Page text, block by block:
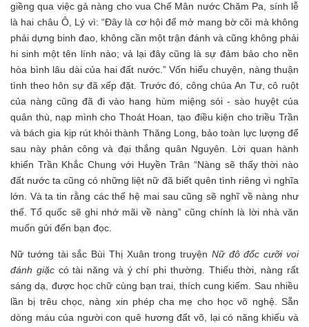
giềng qua việc gả nàng cho vua Chế Mân nước Chăm Pa, sính lễ
là hai châu Ô, Lý vì: “Đây là cơ hội để mở mang bờ cõi mà không
phải dựng binh đao, không cần một trận đánh và cũng không phải
hi sinh một tên lính nào; vả lại đây cũng là sự đảm bảo cho nền
hòa bình lâu dài của hai đất nước.” Vốn hiểu chuyện, nàng thuận
tình theo hôn sự đã xếp đặt. Trước đó, công chúa An Tư, cô ruột
của nàng cũng đã đi vào hang hùm miệng sói - sào huyệt của
quân thù, nạp mình cho Thoát Hoan, tạo điều kiện cho triều Trần
và bách gia kịp rút khỏi thành Thăng Long, bảo toàn lực lượng để
sau này phản công và đại thắng quân Nguyên. Lời quan hành
khiển Trần Khắc Chung với Huyền Trân “Nàng sẽ thấy thời nào
đất nước ta cũng có những liệt nữ đã biết quên tình riêng vì nghĩa
lớn. Và ta tin rằng các thế hệ mai sau cũng sẽ nghĩ về nàng như
thế. Tổ quốc sẽ ghi nhớ mãi về nàng” cũng chính là lời nhà văn
muốn gửi đến bạn đọc.
Nữ tướng tài sắc Bùi Thị Xuân trong truyện Nữ đô đốc cưỡi voi
đánh giặccó tài năng và ý chí phi thường. Thiếu thời, nàng rất
sáng dạ, được học chữ cùng bạn trai, thích cung kiếm. Sau nhiều
lần bị trêu chọc, nàng xin phép cha mẹ cho học võ nghệ. Sẵn
dòng máu của người con quê hương đất võ, lại có năng khiếu và